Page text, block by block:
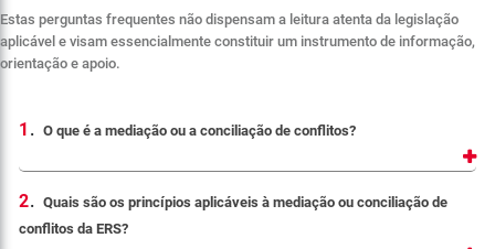
Estas perguntas frequentes não dispensam a leitura atenta da legislação
aplicável e visam essencialmente constituir um instrumento de informação,
orientação e apoio.
1 . O que é a mediação ou a conciliação de conflitos?
2. Quais são os princípios aplicáveis à mediação ou conciliação de
conflitos da ERS?